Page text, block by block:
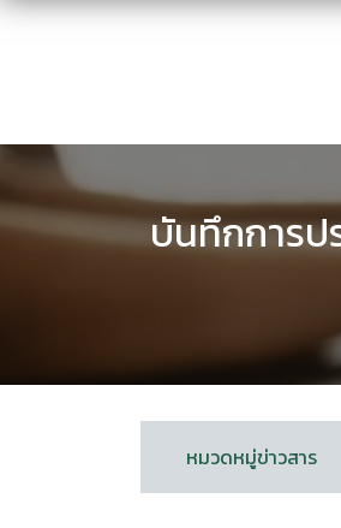
Skip
บันทึกการป
หมวดหมู่ข่าวสาร